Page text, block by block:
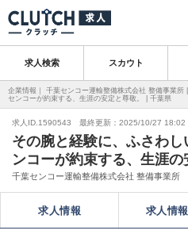
求人検索 スカウト
企業情報｜ 千葉センコー運輸整備株式会社 整備事業
センコーが約束する、生涯の安定と尊敬。 | 千葉県
求人ID.1590543 最終更新：2025/10/27 18:02
その腕と経験に、ふさわ
ンコーが約束する、生涯の
千葉センコー運輸整備株式会社 整備事業所
求人情報 求人情